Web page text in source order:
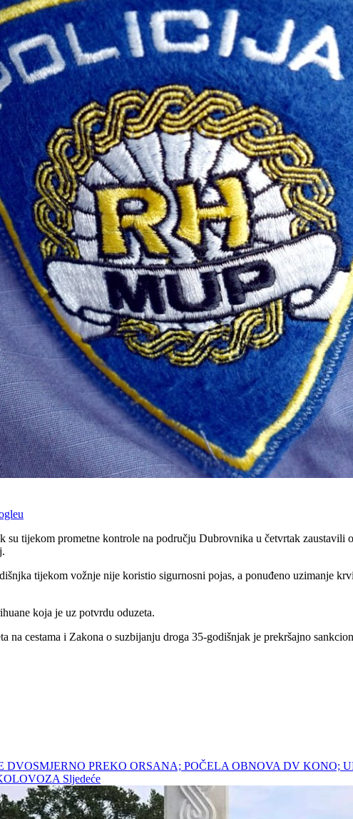
tijekom prometne kontrole na području Dubrovnika u četvrtak
tijekom vožnje nije koristio sigurnosni pojas, a ponuđeno uzimanje
koja je uz potvrdu oduzeta.
na cestama i Zakona o suzbijanju droga 35-godišnjak je prekršajno
DVOSMJERNO PREKO ORSANA; POČELA OBNOVA DV KONO;
Sljedeće